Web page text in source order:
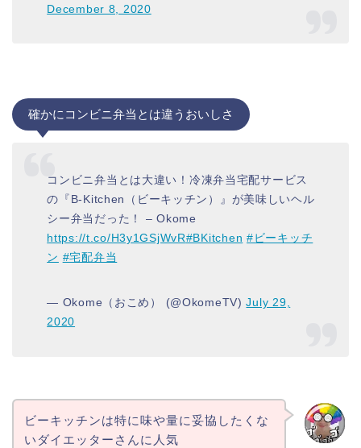
December 8, 2020
確かにコンビニ弁当とは違うおいしさ
コンビニ弁当とは大違い！冷凍弁当宅配サービス
の『B-Kitchen（ビーキッチン）』が美味しいヘル
シー弁当だった！ – Okome
https://t.co/H3y1GSjWvR#BKitchen #ビーキッチ
ン #宅配弁当
— Okome（おこめ） (@OkomeTV)July 29,
2020
ビーキッチンは特に味や量に妥協したくな
いダイエッターさんに人気